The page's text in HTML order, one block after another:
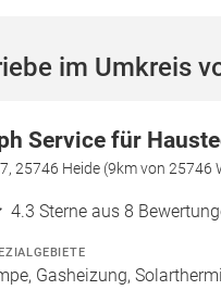
im Umkreis
Service für
25746 Heide (9km von 25746
4.3 Sterne aus 8
Gasheizung,